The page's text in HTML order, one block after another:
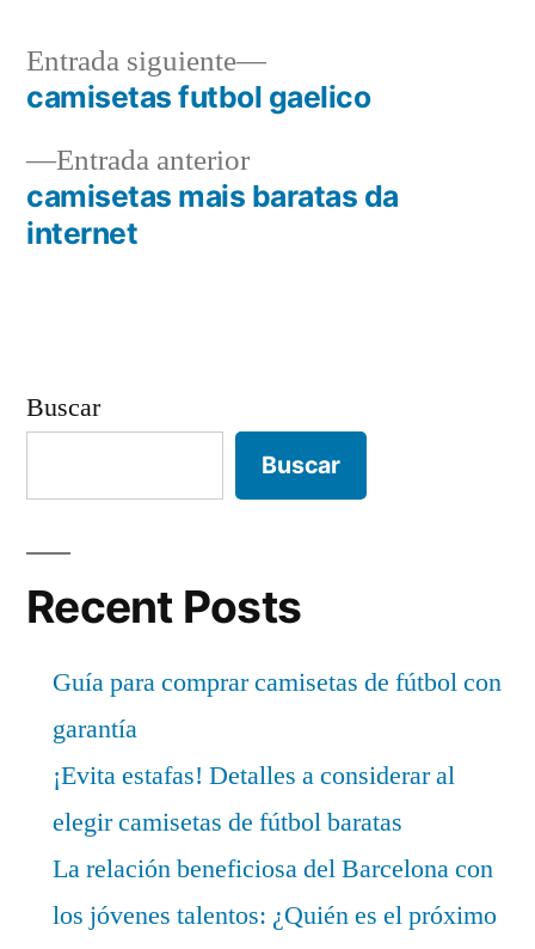
Navegación
de
entradas
Entrada anteriorEntrada
anterior:
camisetas mais baratas da
internet
Entrada siguiente
Entrada
siguiente:
camisetas futbol gaelico
Buscar
Buscar
Recent Posts
Guía para comprar camisetas de fútbol con
garantía
¡Evita estafas! Detalles a considerar al
elegir camisetas de fútbol baratas
La relación beneficiosa del Barcelona con
los jóvenes talentos: ¿Quién es el próximo